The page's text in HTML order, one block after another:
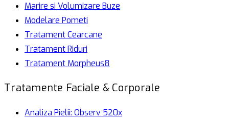
Marire si Volumizare Buze
Modelare Pometi
Tratament Cearcane
Tratament Riduri
Tratament Morpheus8
Tratamente Faciale & Corporale
Analiza Pielii: Observ 520x